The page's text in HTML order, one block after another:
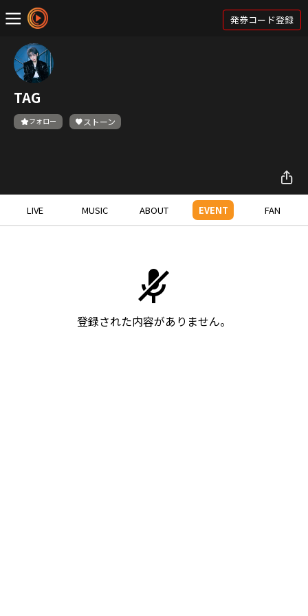
発券コード登録
TAG
フォロー ストーン
LIVE MUSIC ABOUT EVENT FAN
登録された内容がありません。